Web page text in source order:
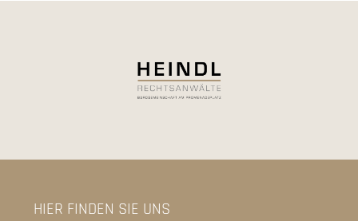
HIER FINDEN SIE UNS